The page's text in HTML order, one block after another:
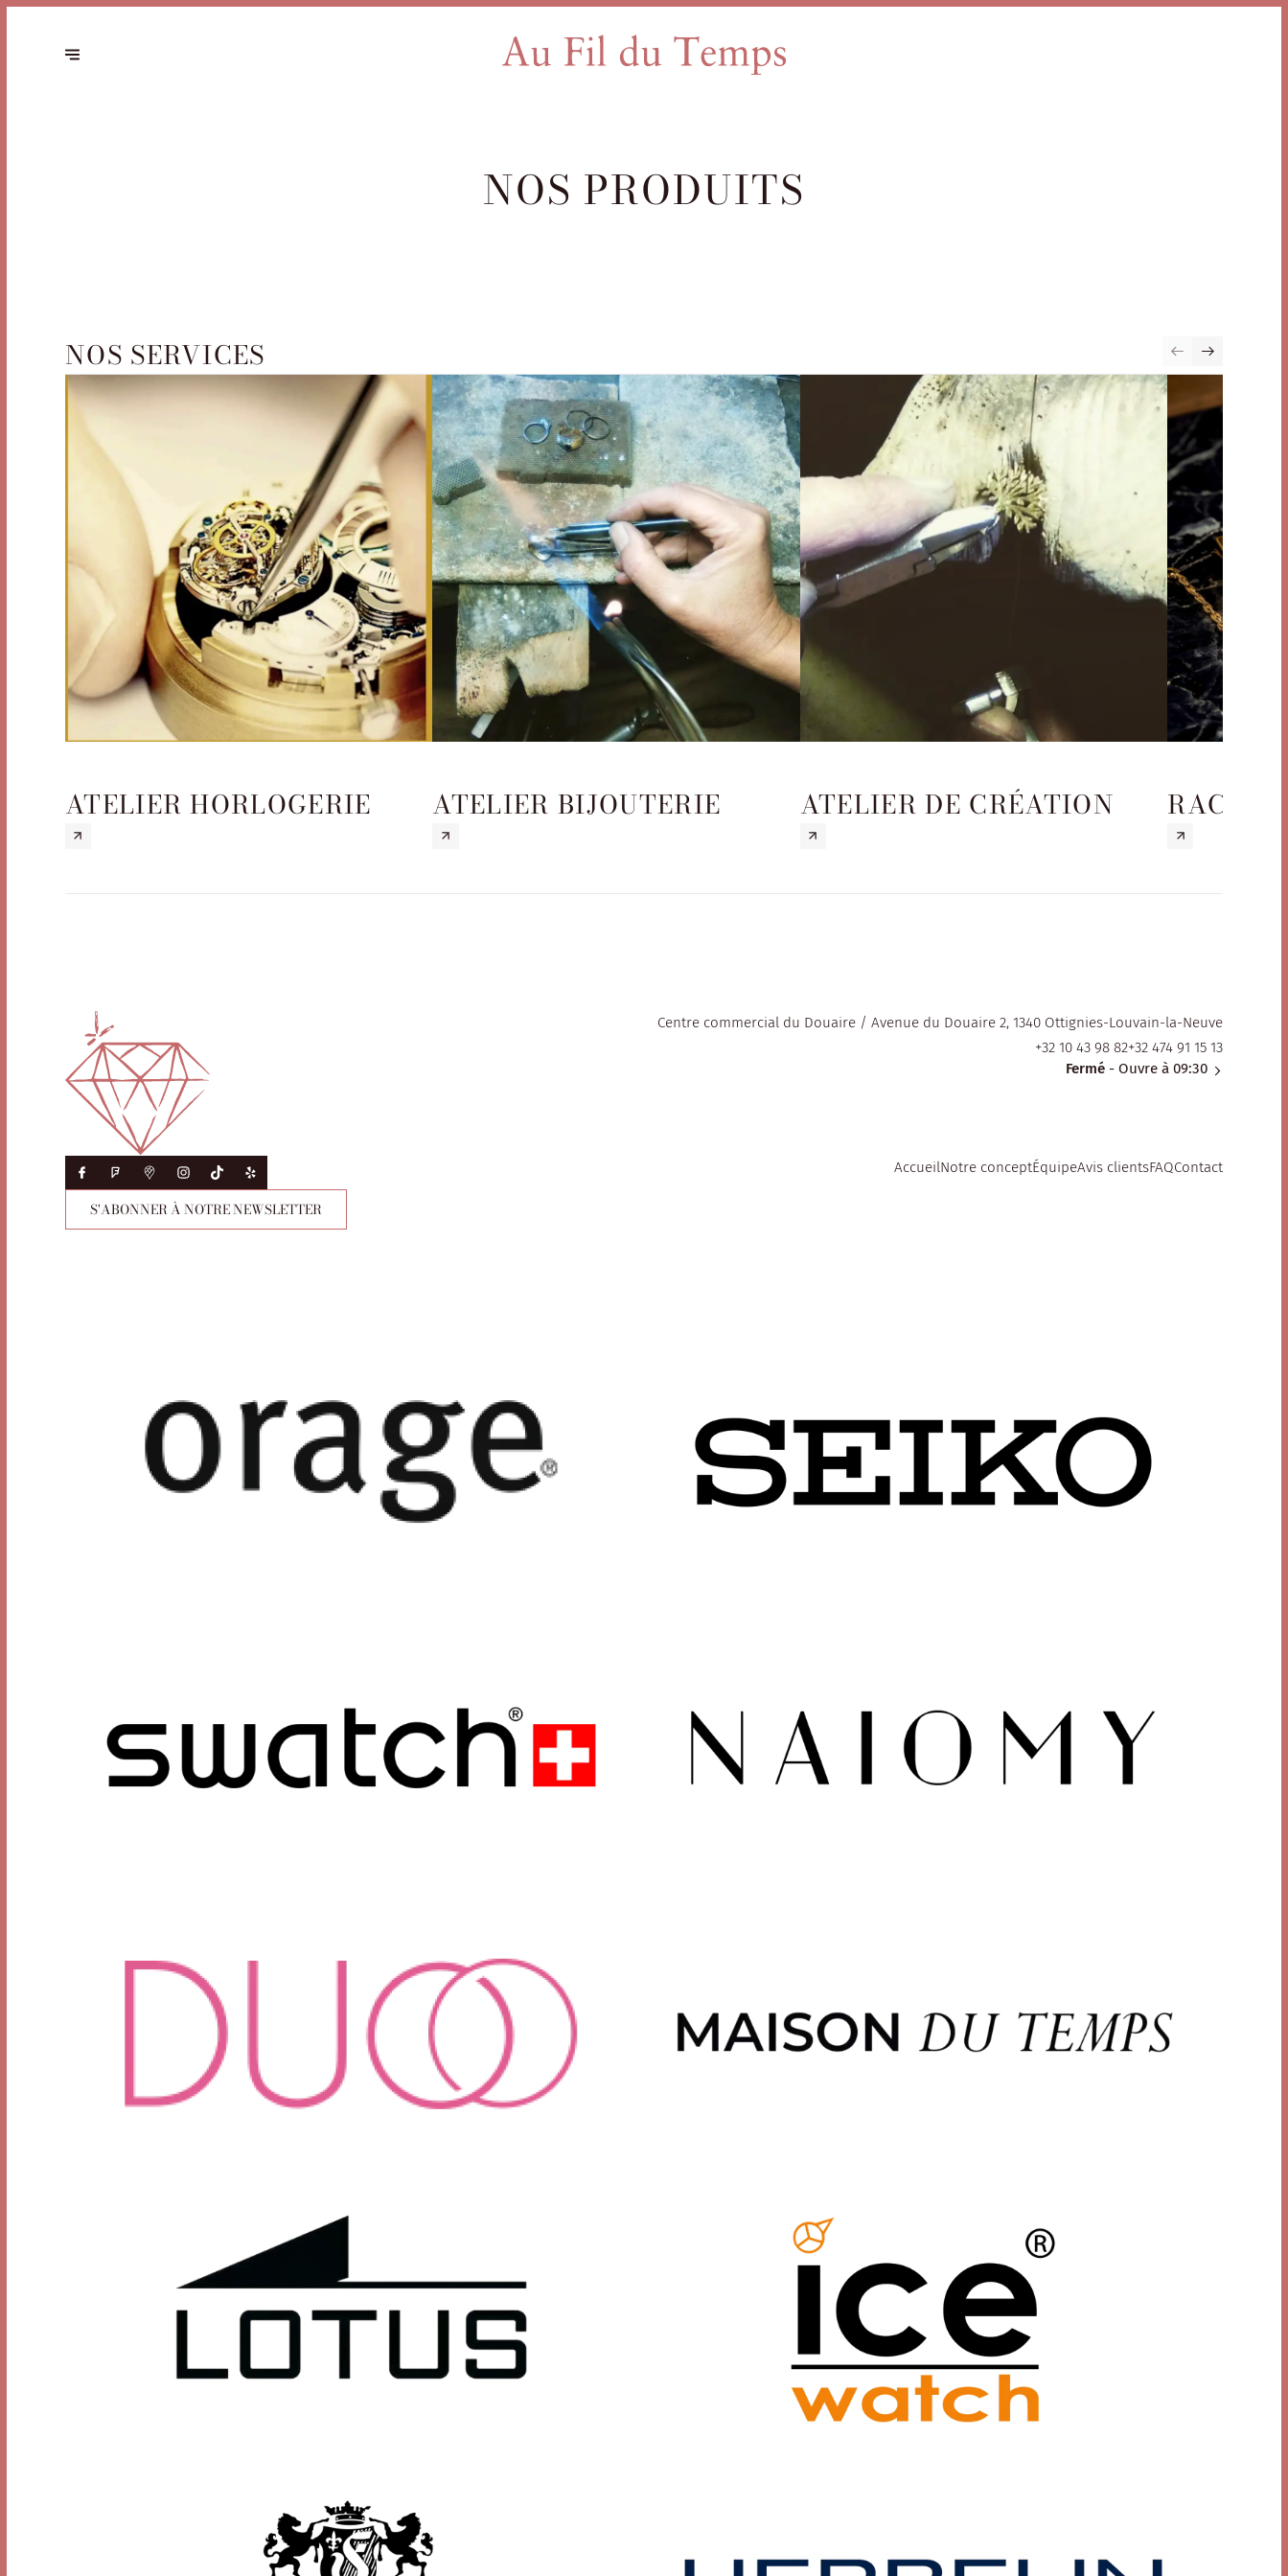
NOS PRODUITS
NOS SERVICES
ATELIER HORLOGERIE ATELIER BIJOUTERIE ATELIER DE CRÉATION
Centre commercial du Douaire / Avenue du Douaire 2, 1340 Ottignies-Louvain-la-Neuve
+32 10 43 98 82+32 474 91 15 13
Fermé- Ouvre à 09:30
AccueilNotre conceptÉquipeAvis clientsFAQContact
S'ABONNER À NOTRE NEWSLETTER